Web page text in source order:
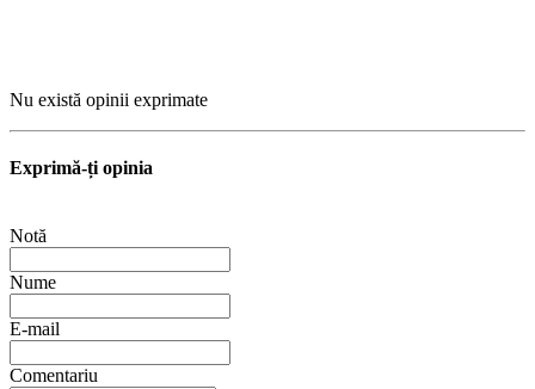
Nu există opinii exprimate
Exprimă-ți opinia
Notă
Nume
E-mail
Comentariu